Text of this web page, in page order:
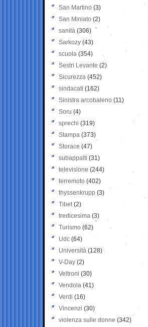
San Martino (3)
San Miniato (2)
sanità (306)
Sarkozy (43)
scuola (354)
Sestri Levante (2)
Sicurezza (452)
sindacati (162)
Sinistra arcobaleno (11)
Soru (4)
sprechi (319)
Stampa (373)
Storace (47)
subappalti (31)
televisione(244)
terremoto (402)
thyssenkrupp (3)
Tibet(2)
tredicesima (3)
Turismo (62)
Udc (64)
Università (128)
V-Day (2)
Veltroni (30)
Vendola (41)
Verdi (16)
Vincenzi (30)
violenza sulle donne (342)